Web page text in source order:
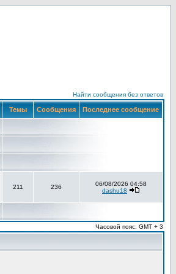
Найти сообщения без ответов
Темы Сообщения Последнее сообщение
211 236
06/08/2026 04:58
dashu18
Часовой пояс: GMT + 3